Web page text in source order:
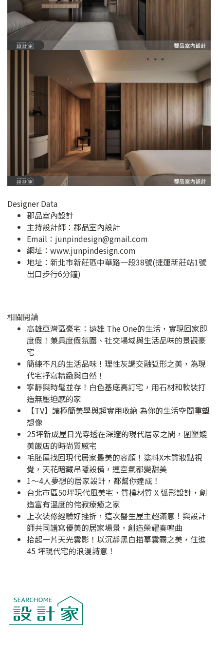
Designer Data
郡品室內設計
主持設計師：郡品室內設計
Email： junpindesign@gmail.com
網址： www.junpindesign.com
地址： 新北市新莊區中華路一段38號(捷運新莊站1號
出口步行6分鐘)
相關閱讀
高雄亞灣區豪宅：遠雄 The One的生活，實現回家即
度假！兼具度假氛圍、社交場域與生活品味的景觀豪
宅
簡練不凡的生活品味！理性灰調交融弧形之美，為現
代宅抒寫精緻與自然！
寧靜與時髦並存！白色基底高訂宅，用石材和軟裝打
造無壓迫感的家
【TV】讓極簡美學與超實用收納 為你的生活空間重塑
想像
25坪新成屋日光穿透在深邃的現代居家之間，圍塑媲
美飯店的時尚質感宅
毛胚屋找回現代居家最美的容顏！塗料X木質妝點視
覺，天花暗藏吊隱設備，連空氣都變甜美
1～4人夢想的居家設計，都幫你達成！
台北市區50坪現代風美宅，質樸材質 X 弧形設計，創
造富有溫度的侘寂療癒之家
上次裝修經驗好挫折，這次醫生屋主超滿意！與設計
師共同譜寫優美的居家場景，創造榮耀奏鳴曲
拾起一片天光雲影！以沉靜黑白描摹雲霧之美，住進
45 坪現代宅的浪漫詩意！